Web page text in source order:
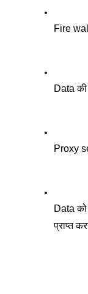
Fire
Data
Proxy
Data
प्राप्त